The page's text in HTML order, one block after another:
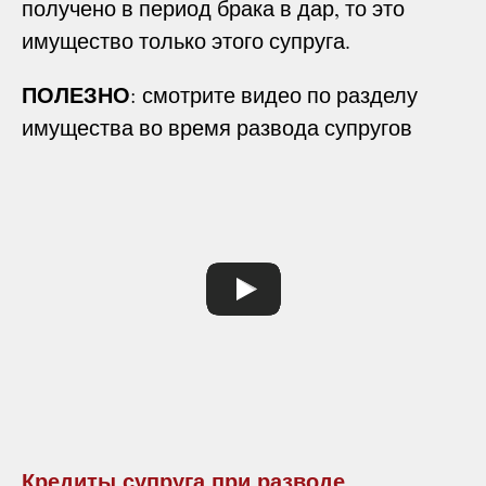
получено в период брака в дар, то это
имущество только этого супруга.
ПОЛЕЗНО: смотрите видео по разделу
имущества во время развода супругов
Кредиты супруга при разводе